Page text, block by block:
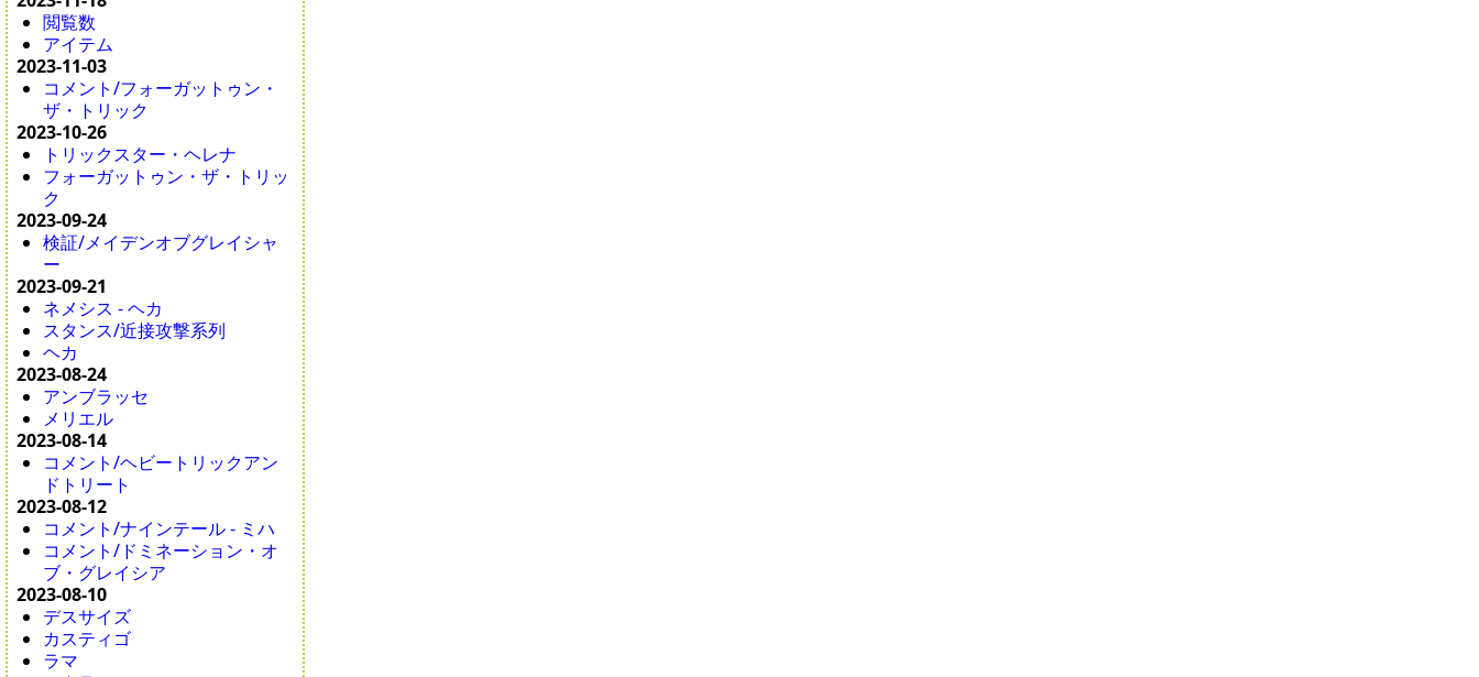
閲覧数
アイテム
2023-11-03
コメント/フォーガットゥン・
ザ・トリック
2023-10-26
トリックスター・ヘレナ
フォーガットゥン・ザ・トリッ
ク
2023-09-24
検証/メイデンオブグレイシャ
ー
2023-09-21
ネメシス - ヘカ
スタンス/近接攻撃系列
ヘカ
2023-08-24
アンブラッセ
メリエル
2023-08-14
コメント/ヘビートリックアン
ドトリート
2023-08-12
コメント/ナインテール - ミハ
コメント/ドミネーション・オ
ブ・グレイシア
2023-08-10
デスサイズ
カスティゴ
ラマ